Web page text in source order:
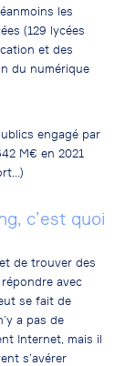
les
(129 lycées
et des
du numérique
engagé par
M€ en 2021
c’est quoi
de trouver des
avec
se fait de
a pas de
Internet, mais il
s’avérer